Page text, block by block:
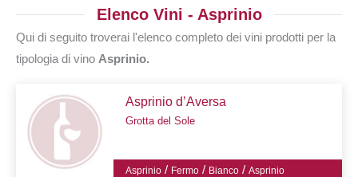
Elenco Vini - Asprinio
Qui di seguito troverai l'elenco completo dei vini prodotti per la
tipologia di vino Asprinio.
Asprinio d’Aversa
Grotta del Sole
Asprinio / Fermo / Bianco /Asprinio